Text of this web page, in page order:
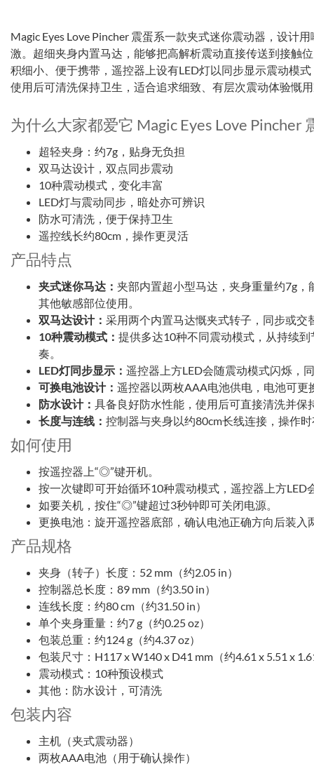
Magic Eyes Love Pincher 震蛋系一款夹式迷你震动器，设计
激。超细夹身内置马达，能够把高解析震动直接传送到接触
积细小、便于携带，遥控器上设有LED灯以同步显示震动模
使用后可清洗保持卫生，适合追求细致、有层次震动体验慨
为什么大家都爱它 Magic Eyes Love Pincher
超轻夹身：约7g，贴身无负担
双马达设计，双点同步震动
10种震动模式，变化丰富
LED灯与震动同步，暗处亦可辨识
防水可清洗，便于保持卫生
遥控线长约80cm，操作更灵活
产品特点
夹式迷你马达： 夹部内置超小型马达，夹身重量约7g
其他敏感部位使用。
双马达设计： 采用两个内置马达慨夹式转子，同步或交
10种震动模式： 提供多达10种不同震动模式，从持续
奏。
LED灯同步显示： 遥控器上方LED会随震动模式闪烁，
可换电池设计： 遥控器以两枚AAA电池供电，电池可更
防水设计： 具备良好防水性能，使用后可直接清洗并保
长度与连线： 控制器与夹身以约80cm长线连接，操作
如何使用
按遥控器上“◎”键开机。
按一次键即可开始循环10种震动模式，遥控器上方LED
如要关机，按住“◎”键超过3秒钟即可关闭电源。
更换电池：旋开遥控器底部，确认电池正确方向后装入
产品规格
夹身（转子）长度：52 mm（约2.05 in）
控制器总长度：89 mm（约3.50 in）
连线长度：约80 cm（约31.50 in）
单个夹身重量：约7 g（约0.25 oz）
包装总重：约124 g（约4.37 oz）
包装尺寸：H117 x W140 x D41 mm（约4.61 x 5.51 x
震动模式：10种预设模式
其他：防水设计，可清洗
包装内容
主机（夹式震动器）
两枚AAA电池（用于确认操作）